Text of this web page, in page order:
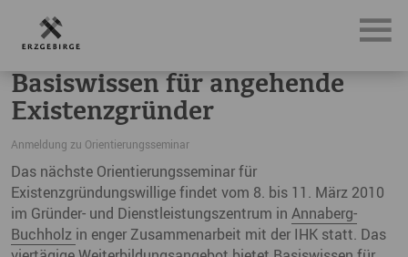
News, Neuigkeiten & Nachrichten aus dem Erzgebirge
Basiswissen für angehende
Existenzgründer
Anmeldung zu Orientierungsseminar
Das nächste Orientierungsseminar für
Existenzgründungswillige findet vom 8. bis 11. März 2010
im Gründer- und Dienstleistungszentrum in Annaberg-
Buchholz in enger Zusammenarbeit mit der IHK statt. Das